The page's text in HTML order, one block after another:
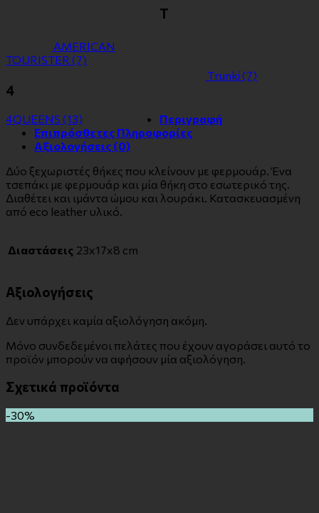
ΑMERICAN
TOURISTER (7)
Τ
Τrunki (7)
4
4QUEENS (13)
Περιγραφή
Επιπρόσθετες Πληροφορίες
Αξιολογήσεις (0)
Δύο ξεχωριστές θήκες που κλείνουν με φερμουάρ. Ένα
τσεπάκι με φερμουάρ και μία θήκη στο εσωτερικό της.
Διαθέτει και ιμάντα ώμου και λουράκι. Κατασκευασμένη
από eco leather υλικό.
Διαστάσεις 23x17x8 cm
Αξιολογήσεις
Δεν υπάρχει καμία αξιολόγηση ακόμη.
Μόνο συνδεδεμένοι πελάτες που έχουν αγοράσει αυτό το
προϊόν μπορούν να αφήσουν μία αξιολόγηση.
Σχετικά προϊόντα
-30%